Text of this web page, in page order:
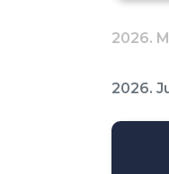
2026.
2026.